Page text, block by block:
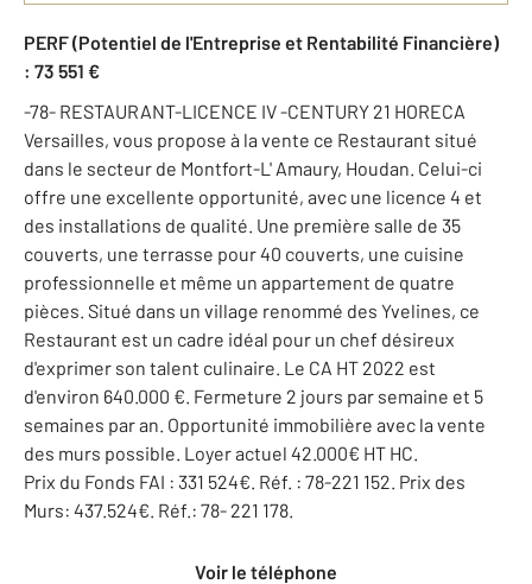
PERF (Potentiel de l'Entreprise et Rentabilité Financière)
: 73 551 €
-78- RESTAURANT-LICENCE IV -CENTURY 21 HORECA
Versailles, vous propose à la vente ce Restaurant situé
dans le secteur de Montfort-L' Amaury, Houdan. Celui-ci
offre une excellente opportunité, avec une licence 4 et
des installations de qualité. Une première salle de 35
couverts, une terrasse pour 40 couverts, une cuisine
professionnelle et même un appartement de quatre
pièces. Situé dans un village renommé des Yvelines, ce
Restaurant est un cadre idéal pour un chef désireux
d'exprimer son talent culinaire. Le CA HT 2022 est
d'environ 640.000 €. Fermeture 2 jours par semaine et 5
semaines par an. Opportunité immobilière avec la vente
des murs possible. Loyer actuel 42.000€ HT HC.
Prix du Fonds FAI : 331 524€. Réf. : 78-221 152. Prix des
Murs: 437.524€. Réf.: 78- 221 178.
Voir le téléphone